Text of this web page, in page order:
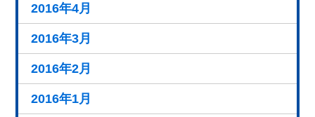
2016年4月
2016年3月
2016年2月
2016年1月